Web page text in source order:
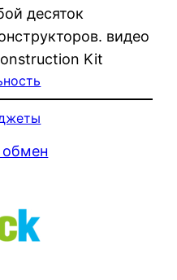
десяток
видео
Kit
обмен